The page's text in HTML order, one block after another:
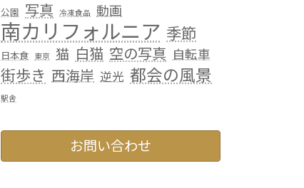
公園 写真 冷凍食品 動画
南カリフォルニア 季節
日本食 東京 猫 白猫 空の写真 自転車
街歩き 西海岸 逆光 都会の風景
駅舎
お問い合わせ